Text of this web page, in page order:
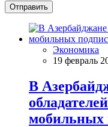
Отправить
Экономика
19 февраль
В
мобильных